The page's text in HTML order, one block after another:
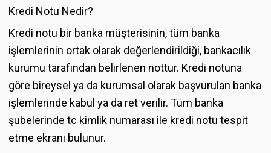
Kredi Notu Nedir?
Kredi notu bir banka müşterisinin, tüm banka
işlemlerinin ortak olarak değerlendirildiği, bankacılık
kurumu tarafından belirlenen nottur. Kredi notuna
göre bireysel ya da kurumsal olarak başvurulan banka
işlemlerinde kabul ya da ret verilir. Tüm banka
şubelerinde tc kimlik numarası ile kredi notu tespit
etme ekranı bulunur.